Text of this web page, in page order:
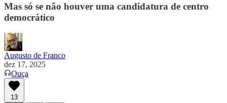
Mas só se não houver uma candidatura de centro
democrático
Augusto de Franco
dez 17, 2025
Ouça
13